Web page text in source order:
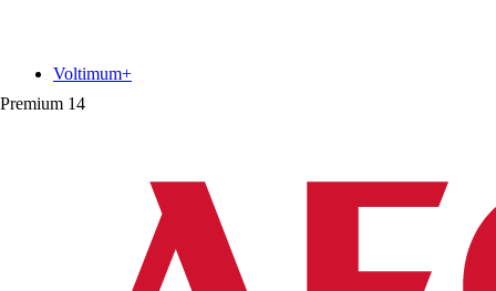
Premium 14
Voltimum+